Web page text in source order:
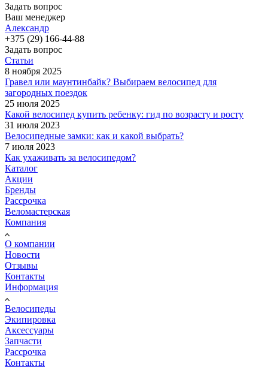
Задать вопрос
Ваш менеджер
Александр
+375 (29) 166-44-88
Задать вопрос
Статьи
8 ноября 2025
Гравел или маунтинбайк? Выбираем велосипед для
загородных поездок
25 июля 2025
Какой велосипед купить ребенку: гид по возрасту и росту
31 июля 2023
Велосипедные замки: как и какой выбрать?
7 июля 2023
Как ухаживать за велосипедом?
Каталог
Акции
Бренды
Рассрочка
Веломастерская
Компания
О компании
Новости
Отзывы
Контакты
Информация
Велосипеды
Экипировка
Аксессуары
Запчасти
Рассрочка
Контакты